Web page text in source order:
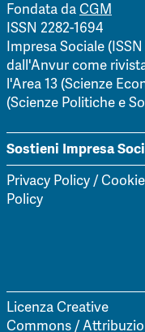
Fondata daCGM
ISSN 2282-1694
Impresa Sociale
dall'Anvur come
l'Area 13 (Scienze
(Scienze Politiche e
Sostieni Impresa
Privacy Policy/Cookie
Policy
Licenza Creative
Commons /